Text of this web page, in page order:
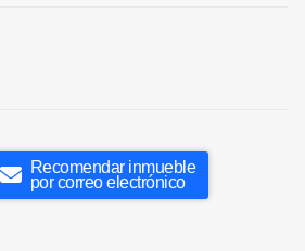
Recomendar inmueble
por correo electrónico